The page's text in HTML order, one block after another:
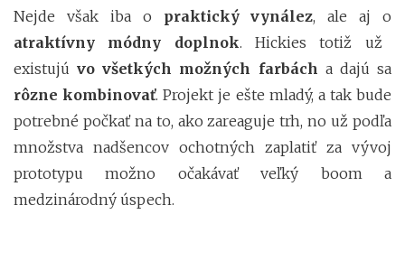
Nejde však iba o praktický vynález, ale aj o
atraktívny módny doplnok. Hickies totiž už
existujúvo všetkých možných farbách a dajú sa
rôzne kombinovať. Projekt je ešte mladý, a tak bude
potrebné počkať na to, ako zareaguje trh, no už podľa
množstva nadšencov ochotných zaplatiť za vývoj
prototypu možno očakávať veľký boom a
medzinárodný úspech.